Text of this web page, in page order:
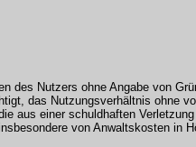
des Nutzers ohne Angabe von
das Nutzungsverhältnis ohne
aus einer schuldhaften
von Anwaltskosten in